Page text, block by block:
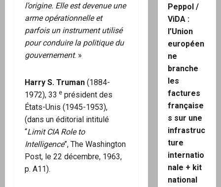
l’origine. Elle est devenue une
arme opérationnelle et
parfois un instrument utilisé
pour conduire la politique du
gouvernement. »
Harry S. Truman (1884-
1972), 33 e président des
États-Unis (1945-1953),
(dans un éditorial intitulé
“Limit CIA Role to
Intelligence”, The Washington
Post, le 22 décembre, 1963,
p. A11).
Peppol /
ViDA :
l’Union
européen
ne
branche
les
factures
française
s sur une
infrastruc
ture
internatio
nale + kit
national